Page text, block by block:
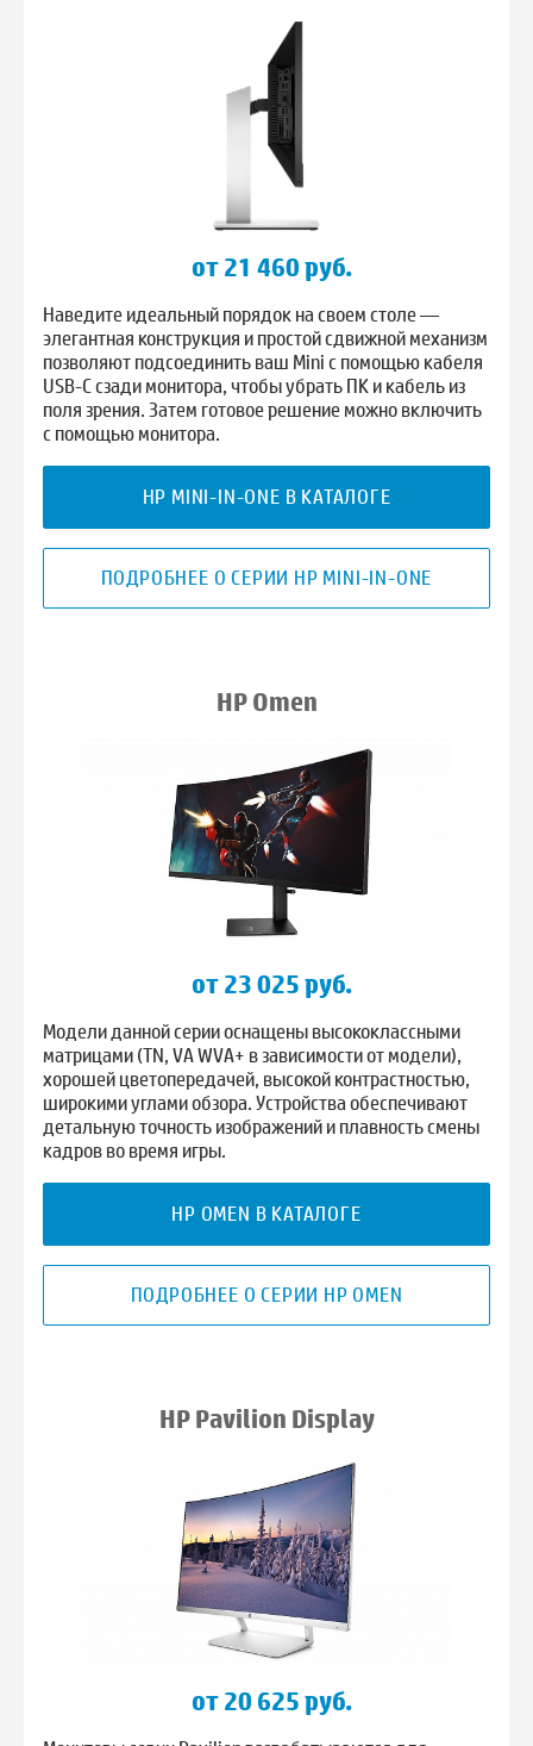
от 21 460 руб.
Наведите идеальный порядок на своем столе —
элегантная конструкция и простой сдвижной механизм
позволяют подсоединить ваш Mini с помощью кабеля
USB-C сзади монитора, чтобы убрать ПК и кабель из
поля зрения. Затем готовое решение можно включить
с помощью монитора.
HP MINI-IN-ONE В КАТАЛОГЕ
ПОДРОБНЕЕ О СЕРИИ HP MINI-IN-ONE
HP Omen
от 23 025 руб.
Модели данной серии оснащены высококлассными
матрицами (TN, VA WVA+ в зависимости от модели),
хорошей цветопередачей, высокой контрастностью,
широкими углами обзора. Устройства обеспечивают
детальную точность изображений и плавность смены
кадров во время игры.
HP OMEN В КАТАЛОГЕ
ПОДРОБНЕЕ О СЕРИИ HP OMEN
HP Pavilion Display
от 20 625 руб.